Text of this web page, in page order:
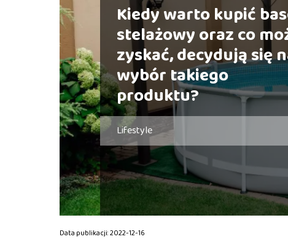
Kiedy warto kupić
stelażowy oraz co
zyskać, decydują się
wybór takiego
produktu?
Lifestyle
Data publikacji: 2022-12-16